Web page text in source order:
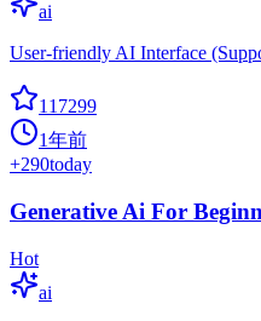
ai
User-friendly AI Interface
117299
1年前
+290today
Generative Ai For
Hot
ai